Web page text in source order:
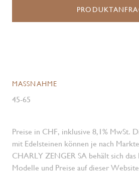
MASSNAHME
45-65
Preise in CHF, inklusive 8,1% MwSt.
mit Edelsteinen können je nach
CHARLY ZENGER SA behält sich
Modelle und Preise auf dieser